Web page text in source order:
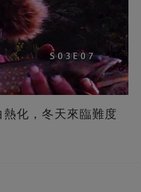
化，冬天來臨難度